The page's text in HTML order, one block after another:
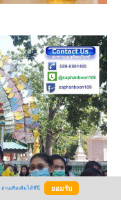
อ่านเพิ่มเติมได้ที่นี่